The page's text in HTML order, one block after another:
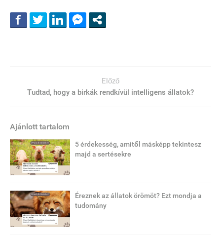
Előző
Tudtad, hogy a birkák rendkívül intelligens állatok?
Ajánlott tartalom
5 érdekesség, amitől másképp tekintesz
majd a sertésekre
Éreznek az állatok örömöt? Ezt mondja a
tudomány